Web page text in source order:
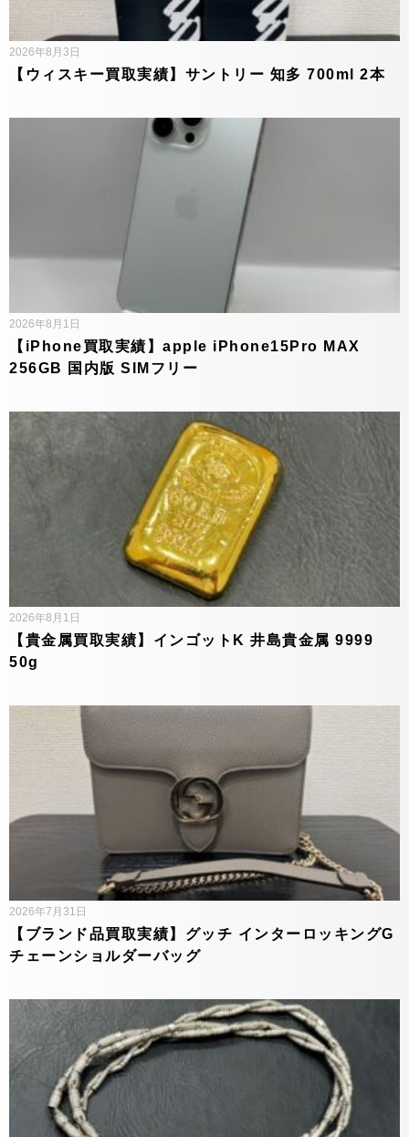
【ウィスキー買取実績】サントリー 知多 700ml 2本
2026年8月3日
【iPhone買取実績】apple iPhone15Pro MAX
256GB 国内版 SIMフリー
2026年8月1日
【貴金属買取実績】インゴットK 井島貴金属 9999
50g
2026年8月1日
【ブランド品買取実績】グッチ インターロッキングG
チェーンショルダーバッグ
2026年7月31日